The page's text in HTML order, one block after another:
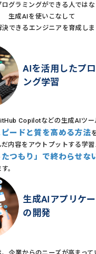
グラミングができる人ではな
生成AIを使いこなして
できるエンジニアを育成しま
AIを活用したプ
ング学習
Copilotなどの生成AIツー
ピードと質を高める方法
内容をアウトプットする学
たつもり」で終わらせな
。
生成AIアプリケ
の開発